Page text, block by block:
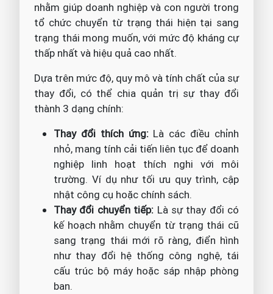
nhằm giúp doanh nghiệp và con người trong
tổ chức chuyển từ trạng thái hiện tại sang
trạng thái mong muốn, với mức độ kháng cự
thấp nhất và hiệu quả cao nhất.
Dựa trên mức độ, quy mô và tính chất của sự
thay đổi, có thể chia quản trị sự thay đổi
thành 3 dạng chính:
Thay đổi thích ứng:Là các điều chỉnh
nhỏ, mang tính cải tiến liên tục để doanh
nghiệp linh hoạt thích nghi với môi
trường. Ví dụ như tối ưu quy trình, cập
nhật công cụ hoặc chính sách.
Thay đổi chuyển tiếp: Là sự thay đổi có
kế hoạch nhằm chuyển từ trạng thái cũ
sang trạng thái mới rõ ràng, điển hình
như thay đổi hệ thống công nghệ, tái
cấu trúc bộ máy hoặc sáp nhập phòng
ban.